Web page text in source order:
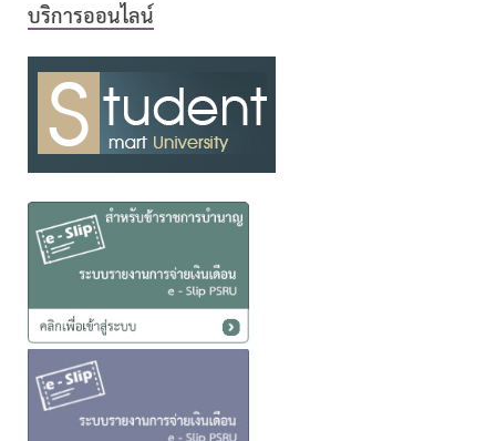
บริการออนไลน์